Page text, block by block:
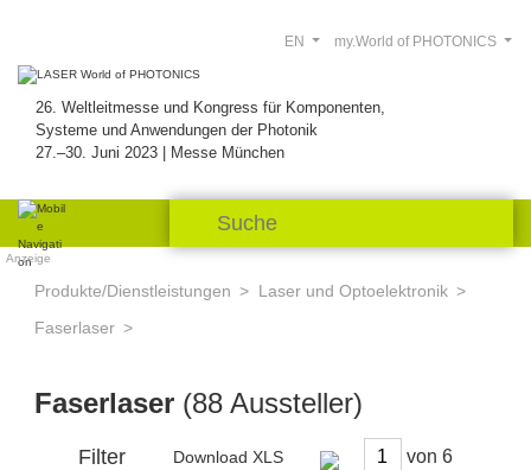
26. Weltleitmesse und Kongress für Komponenten,
Systeme und Anwendungen der Photonik
27.–30. Juni 2023 | Messe München
my.World of PHOTONICS
EN
Anzeige
Produkte/Dienstleistungen
Laser und Optoelektronik
Faserlaser
Faserlaser (88 Aussteller)
Filter Download XLS von